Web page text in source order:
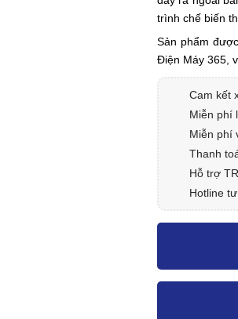
trình chế biến
Sản phẩm
Điện Máy 365,
Cam kết
Miễn phí
Miễn phí
Thanh
Hỗ trợ
Hotline